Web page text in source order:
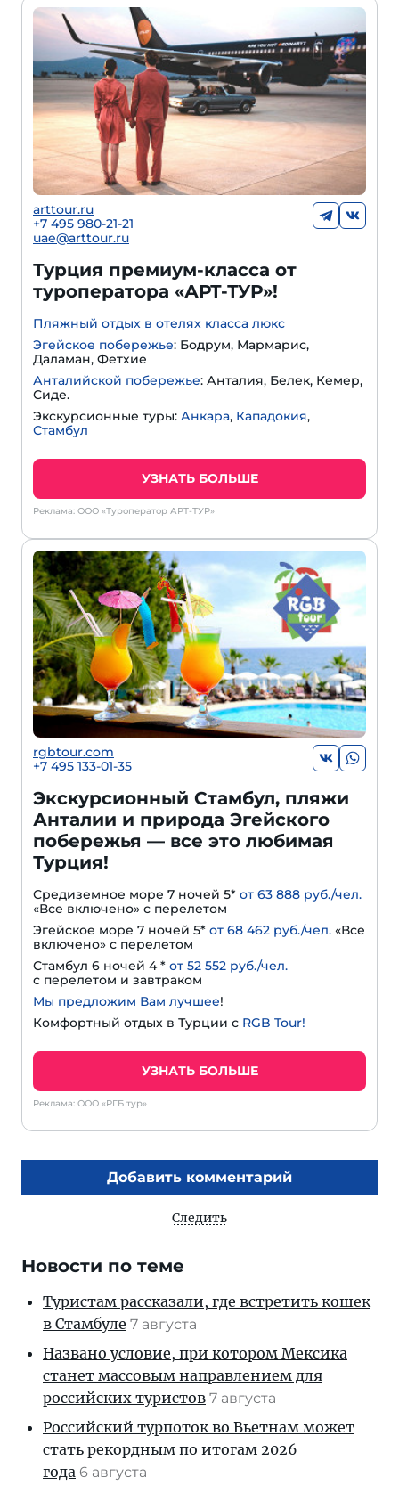
arttour.ru
+7 495 980-21-21
uae@arttour.ru
Турция премиум-класса от
туроператора «АРТ-ТУР»!
Пляжный отдых в отелях класса люкс
Эгейское побережье: Бодрум, Мармарис,
Даламан, Фетхие
Анталийской побережье: Анталия, Белек, Кемер,
Сиде.
Экскурсионные туры: Анкара, Кападокия,
Стамбул
УЗНАТЬ БОЛЬШЕ
Реклама: ООО «Туроператор АРТ-ТУР»
rgbtour.com
+7 495 133-01-35
Экскурсионный Стамбул, пляжи
Анталии и природа Эгейского
побережья — все это любимая
Турция!
Средиземное море 7 ночей 5* от 63 888 руб./чел.
«Все включено» с перелетом
Эгейское море 7 ночей 5* от 68 462 руб./чел. «Все
включено» с перелетом
Стамбул 6 ночей 4 * от 52 552 руб./чел.
с перелетом и завтраком
Мы предложим Вам лучшее!
Комфортный отдых в Турции с RGB Tour!
УЗНАТЬ БОЛЬШЕ
Реклама: ООО «РГБ тур»
Добавить комментарий
Следить
Новости по теме
Туристам рассказали, где встретить кошек
в Стамбуле 7 августа
Названо условие, при котором Мексика
станет массовым направлением для
российских туристов 7 августа
Российский турпоток во Вьетнам может
стать рекордным по итогам 2026
года 6 августа